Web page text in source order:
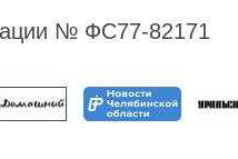
№ ФС77-82171